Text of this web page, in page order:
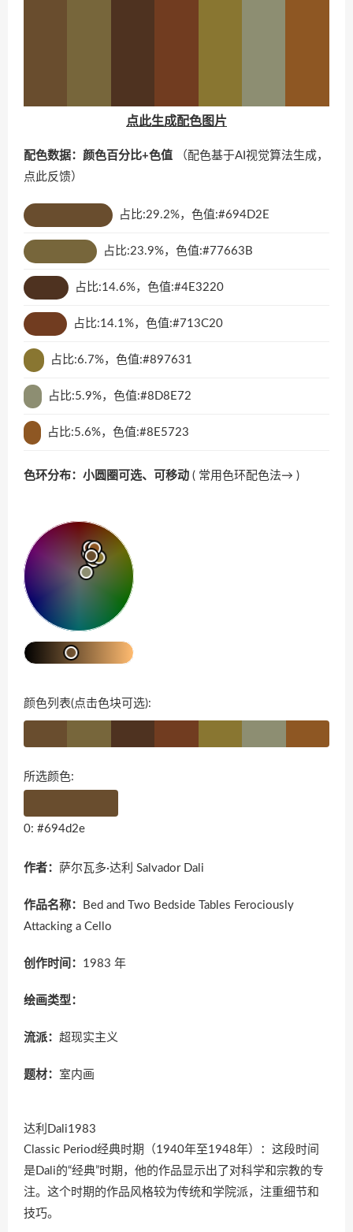
点此生成配色图片
配色数据：颜色百分比+色值 （配色基于AI视觉算法生成，
点此反馈）
占比:29.2%，色值:#694D2E
占比:23.9%，色值:#77663B
占比:14.6%，色值:#4E3220
占比:14.1%，色值:#713C20
占比:6.7%，色值:#897631
占比:5.9%，色值:#8D8E72
占比:5.6%，色值:#8E5723
色环分布：小圆圈可选、可移动 ( 常用色环配色法→ )
颜色列表(点击色块可选):
所选颜色:
0: #694d2e
作者： 萨尔瓦多·达利 Salvador Dali
作品名称：
Bed and Two Bedside Tables Ferociously
Attacking a Cello
创作时间： 1983 年
绘画类型：
流派： 超现实主义
题材： 室内画
达利Dali1983
Classic Period经典时期（1940年至1948年）：这段时间
是Dali的“经典”时期，他的作品显示出了对科学和宗教的专
注。这个时期的作品风格较为传统和学院派，注重细节和
技巧。